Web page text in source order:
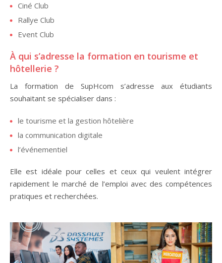
Ciné Club
Rallye Club
Event Club
À qui s’adresse la formation en tourisme et
hôtellerie ?
La formation de SupHcom s’adresse aux étudiants
souhaitant se spécialiser dans :
le tourisme et la gestion hôtelière
la communication digitale
l’événementiel
Elle est idéale pour celles et ceux qui veulent intégrer
rapidement le marché de l’emploi avec des compétences
pratiques et recherchées.